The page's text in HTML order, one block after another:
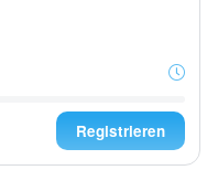
Registrieren